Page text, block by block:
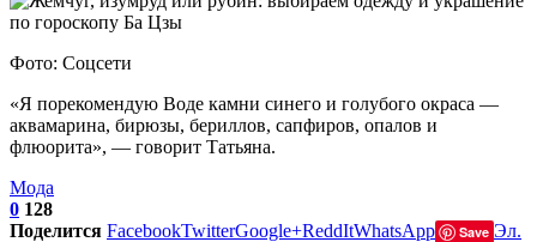
Фото: Соцсети
«Я порекомендую Воде камни синего и голубого окраса —
аквамарина, бирюзы, бериллов, сапфиров, опалов и
флюорита», — говорит Татьяна.
Мода
0 128
Поделится FacebookTwitterGoogle+ReddItWhatsApp Save Эл.